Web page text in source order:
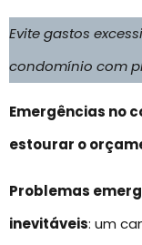
Evite gastos
condomínio com
Emergências no
estourar o
Problemas
inevitáveis: um